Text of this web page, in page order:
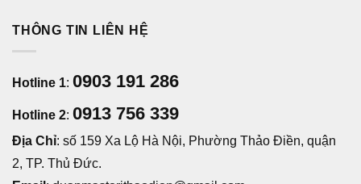
THÔNG TIN LIÊN HỆ
Hotline 1: 0903 191 286
Hotline 2: 0913 756 339
Địa Chỉ: số 159 Xa Lộ Hà Nội, Phường Thảo Điền, quận
2, TP. Thủ Đức.